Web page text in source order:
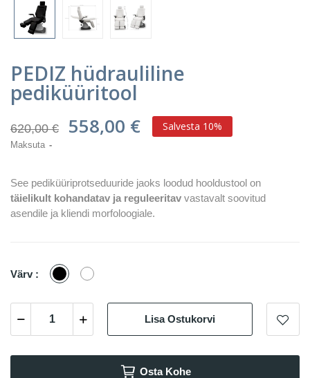
PEDIZ hüdrauliline
pediküüritool
620,00 € 558,00 € Salvesta 10%
Maksuta
See pediküüriprotseduuride jaoks loodud hooldustool on
täielikult kohandatav ja reguleeritav vastavalt soovitud
asendile ja kliendi morfoloogiale.
Värv : Must Valge
Lisa Ostukorvi
Osta Kohe